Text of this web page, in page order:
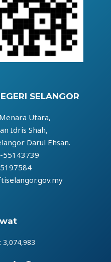
SELANGOR
Utara,
Idris Shah,
Darul Ehsan.
55143739
3,074,983